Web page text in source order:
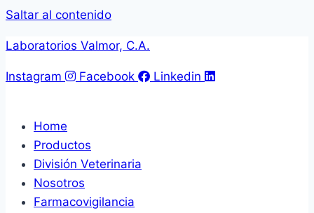
Saltar al contenido
Laboratorios Valmor, C.A.
Instagram Facebook Linkedin
Home
Productos
División Veterinaria
Nosotros
Farmacovigilancia